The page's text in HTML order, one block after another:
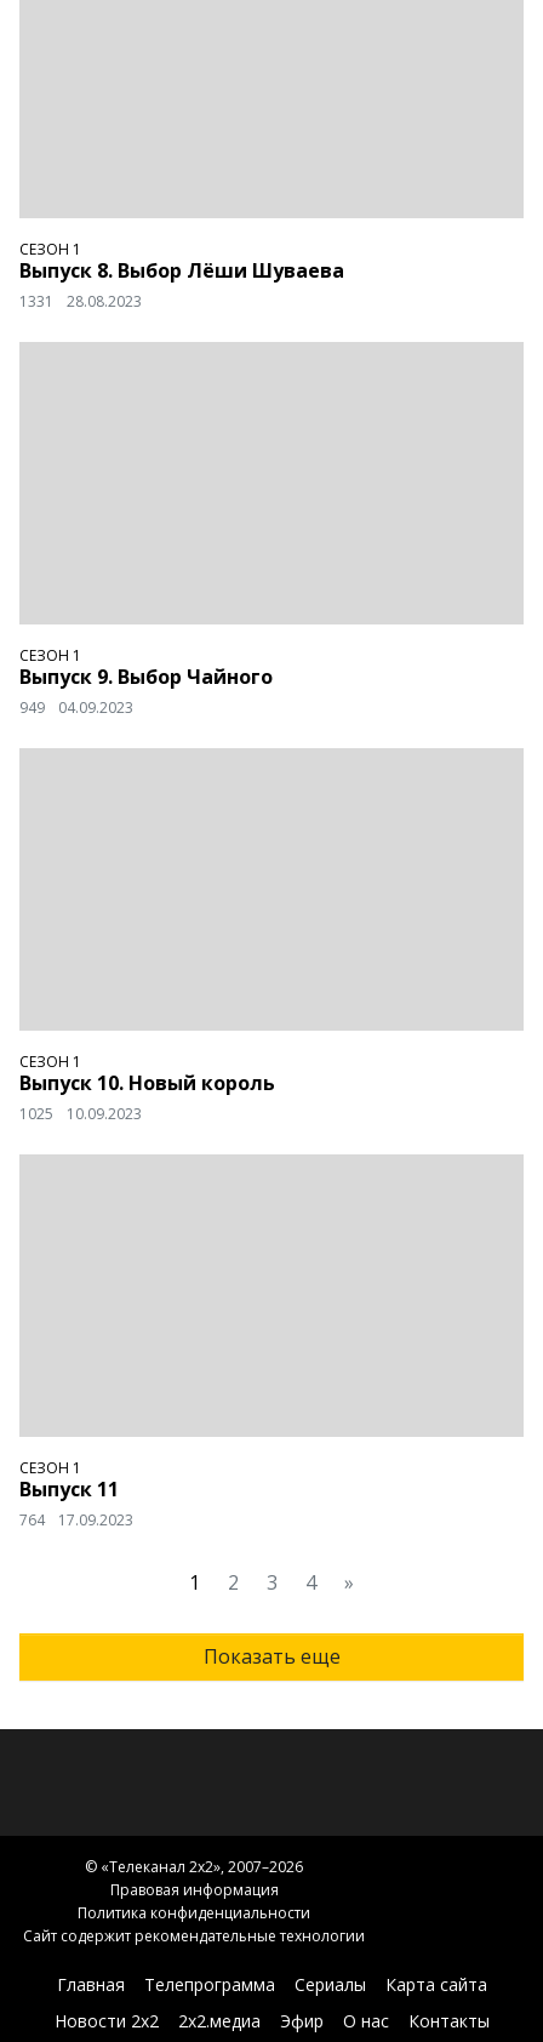
СЕЗОН 1
Выпуск 8. Выбор Лёши Шуваева
1331 28.08.2023
СЕЗОН 1
Выпуск 9. Выбор Чайного
949 04.09.2023
СЕЗОН 1
Выпуск 10. Новый король
1025 10.09.2023
СЕЗОН 1
Выпуск 11
764 17.09.2023
1 2 3 4 »
Показать еще
© «Телеканал 2x2», 2007–2026
Правовая информация
Политика конфиденциальности
Сайт содержит рекомендательные технологии
Главная Телепрограмма Сериалы
Карта сайта
Новости 2х2
2х2.медиа Эфир О нас Контакты